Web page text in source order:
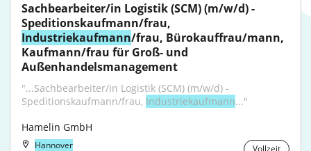
Sachbearbeiter/in Logistik (SCM) (m/w/d) -
Industriekaufmann/frau, Bürokauffrau/mann,
Kaufmann/frau für Groß- und
Außenhandelsmanagement
"...Sachbearbeiter/in Logistik (SCM) (m/w/d) -
Speditionskaufmann/frau, Industriekaufmann..."
Hamelin GmbH
Hannover Vollzeit